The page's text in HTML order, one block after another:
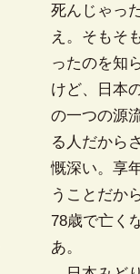
死んじゃっ
え。そもそ
ったのを知
けど、日本
の一つの源
る人だから
慨深い。享
うことだか
78歳で亡く
あ。